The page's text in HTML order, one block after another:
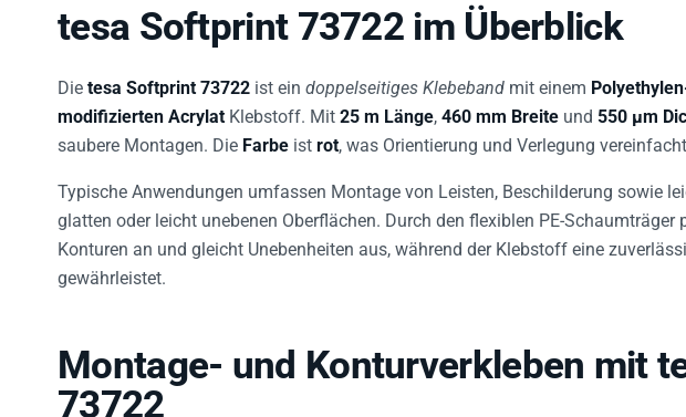
tesa Softprint 73722 im Überblick
Die tesa Softprint 73722 ist ein doppelseitiges Klebeband mit einem
modifizierten Acrylat Klebstoff. Mit 25 m Länge, 460 mm Breite und 550 µm
saubere Montagen. Die Farbe ist rot, was Orientierung und Verlegung
Typische Anwendungen umfassen Montage von Leisten, Beschilderung sowie
glatten oder leicht unebenen Oberflächen. Durch den flexiblen PE-Schaumträger
Konturen an und gleicht Unebenheiten aus, während der Klebstoff eine
gewährleistet.
Montage- und Konturverkleben mit
73722